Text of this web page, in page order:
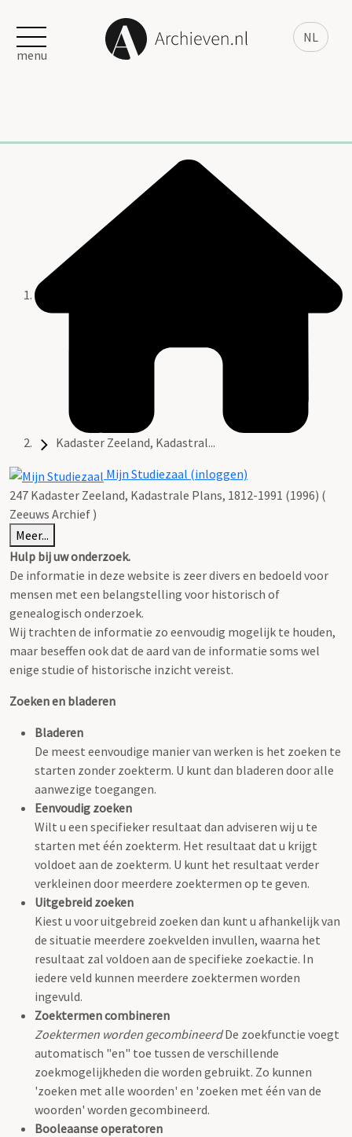
NL
menu
Kadaster Zeeland, Kadastral...
Mijn Studiezaal (inloggen)
247 Kadaster Zeeland, Kadastrale Plans, 1812-1991 (1996) (
Zeeuws Archief )
Meer...
Hulp bij uw onderzoek.
De informatie in deze website is zeer divers en bedoeld voor
mensen met een belangstelling voor historisch of
genealogisch onderzoek.
Wij trachten de informatie zo eenvoudig mogelijk te houden,
maar beseffen ook dat de aard van de informatie soms wel
enige studie of historische inzicht vereist.
Zoeken en bladeren
Bladeren
De meest eenvoudige manier van werken is het zoeken te
starten zonder zoekterm. U kunt dan bladeren door alle
aanwezige toegangen.
Eenvoudig zoeken
Wilt u een specifieker resultaat dan adviseren wij u te
starten met één zoekterm. Het resultaat dat u krijgt
voldoet aan de zoekterm. U kunt het resultaat verder
verkleinen door meerdere zoektermen op te geven.
Uitgebreid zoeken
Kiest u voor uitgebreid zoeken dan kunt u afhankelijk van
de situatie meerdere zoekvelden invullen, waarna het
resultaat zal voldoen aan de specifieke zoekactie. In
iedere veld kunnen meerdere zoektermen worden
ingevuld.
Zoektermen combineren
Zoektermen worden gecombineerdDe zoekfunctie voegt
automatisch "en" toe tussen de verschillende
zoekmogelijkheden die worden gebruikt. Zo kunnen
'zoeken met alle woorden' en 'zoeken met één van de
woorden' worden gecombineerd.
Booleaanse operatoren